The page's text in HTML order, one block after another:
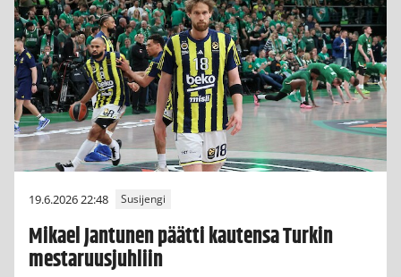
19.6.2026 22:48 Susijengi
Mikael Jantunen päätti kautensa Turkin
mestaruusjuhliin